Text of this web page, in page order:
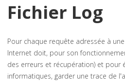
Fichier Log
Pour chaque requête adressée à
Internet doit, pour son
des erreurs et récupération) et pour
informatiques, garder une trace de